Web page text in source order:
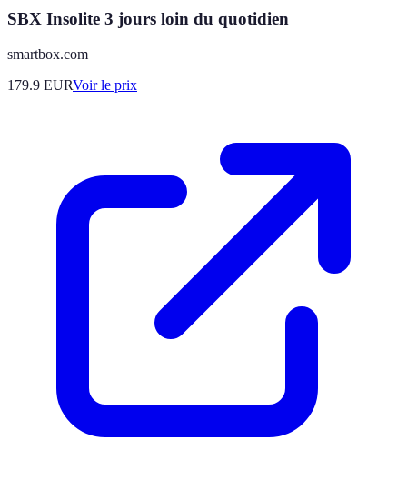
SBX Insolite 3 jours loin du quotidien
smartbox.com
179.9 EURVoir le prix